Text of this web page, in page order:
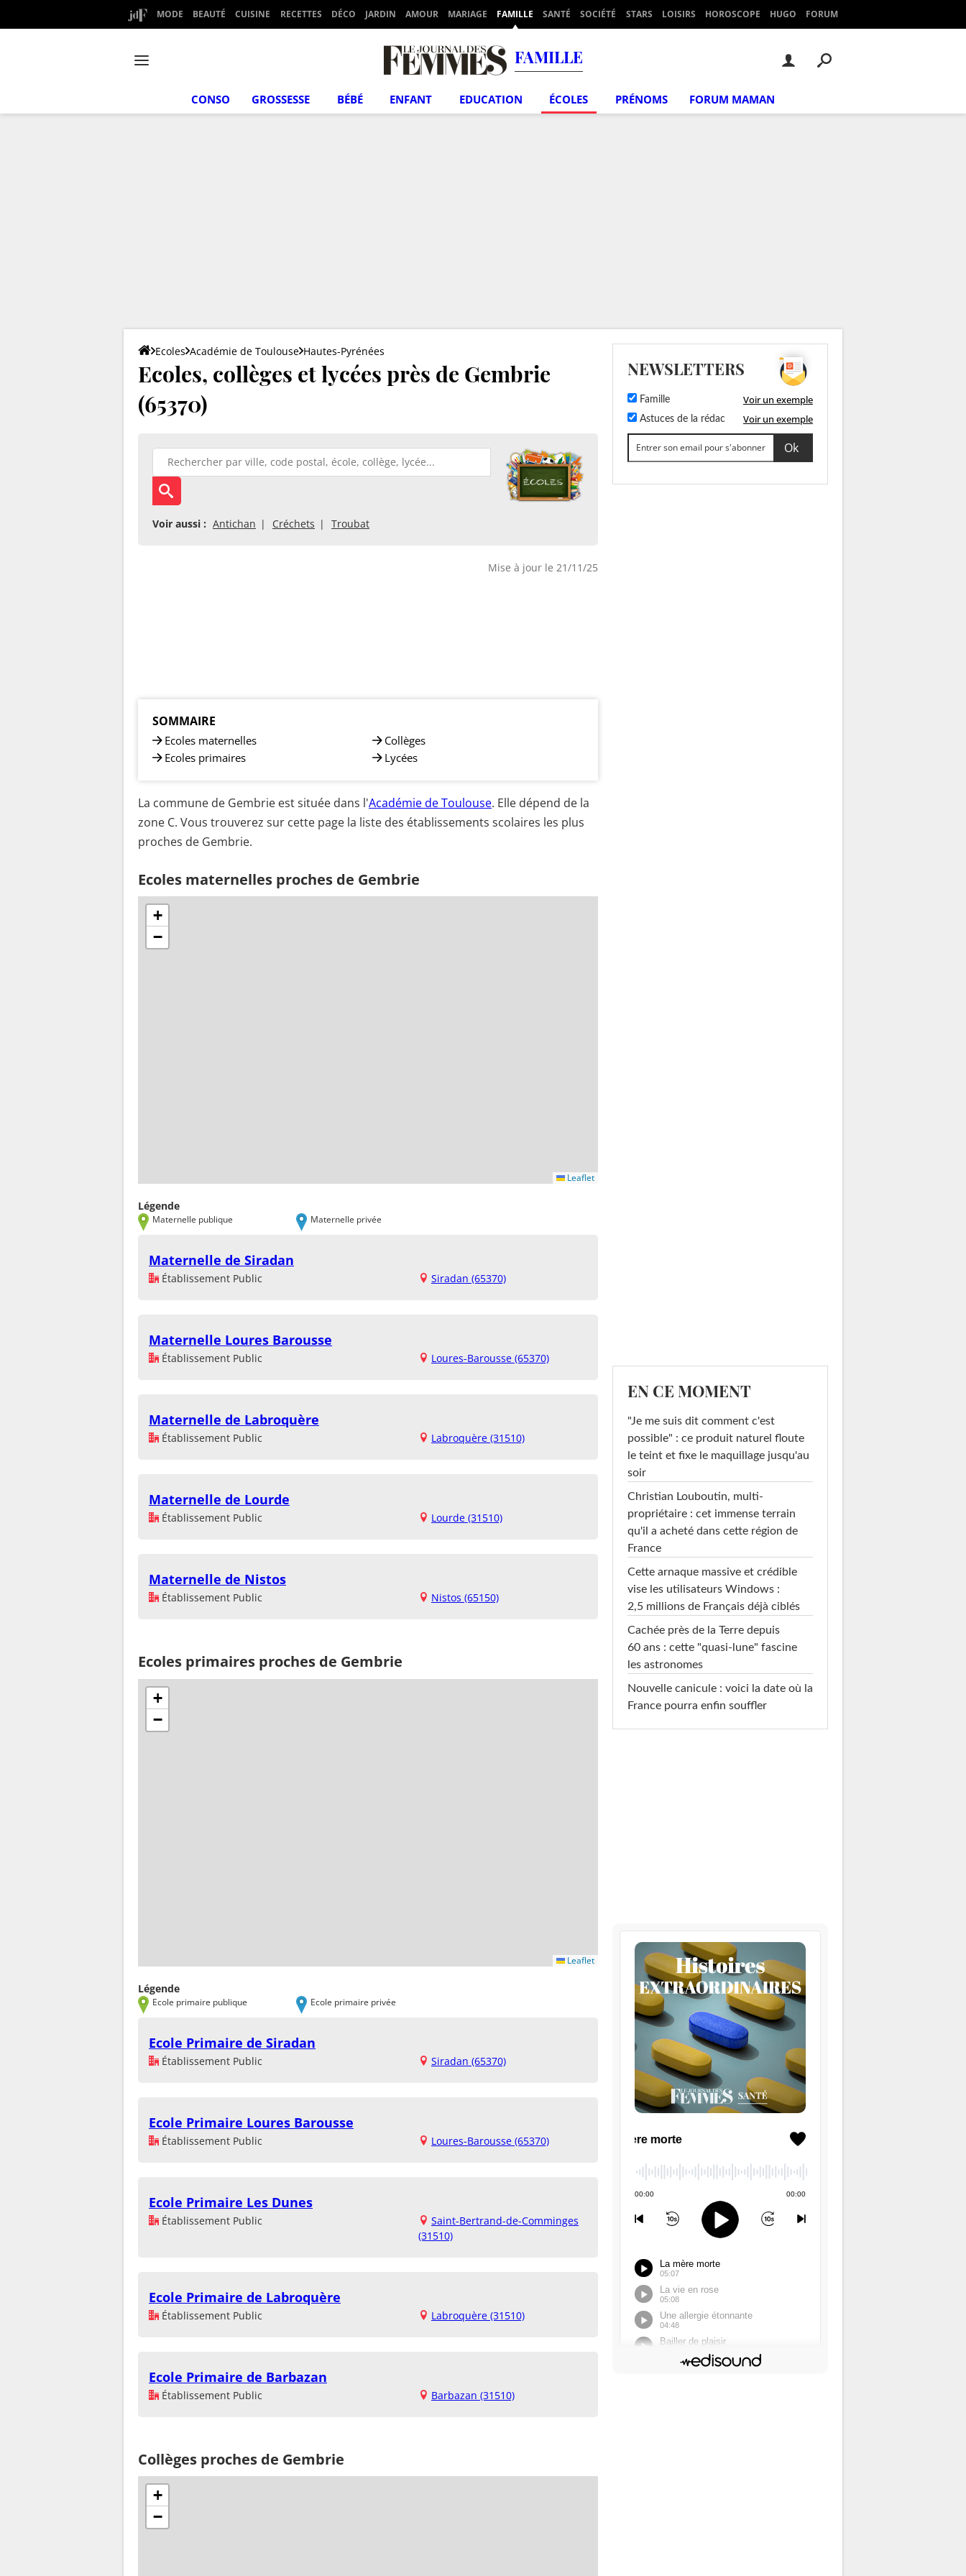
MODE BEAUTÉ CUISINE RECETTES DÉCO JARDIN AMOUR MARIAGE FAMILLE SANTÉ SOCIÉTÉ STARS LOISIRS HOROSCOPE HUGO FORUM
FAMILLE
CONSO GROSSESSE BÉBÉ ENFANT EDUCATION ÉCOLES PRÉNOMS FORUM MAMAN
Ecoles Académie de Toulouse Hautes-Pyrénées
Ecoles, collèges et lycées près de Gembrie
(65370)
Voir aussi : Antichan Créchets Troubat
Mise à jour le 21/11/25
SOMMAIRE
Ecoles maternelles
Ecoles primaires
Collèges
Lycées
La commune de Gembrie est située dans l'Académie de Toulouse. Elle dépend de la
zone C. Vous trouverez sur cette page la liste des établissements scolaires les plus
proches de Gembrie.
Ecoles maternelles proches de Gembrie
+
−
Leaflet
Légende
Maternelle publique Maternelle privée
Maternelle de Siradan
Établissement Public Siradan (65370)
Maternelle Loures Barousse
Établissement Public Loures-Barousse (65370)
Maternelle de Labroquère
Établissement Public Labroquère (31510)
Maternelle de Lourde
Établissement Public Lourde (31510)
Maternelle de Nistos
Établissement Public Nistos (65150)
Ecoles primaires proches de Gembrie
+
−
Leaflet
Légende
Ecole primaire publique Ecole primaire privée
Ecole Primaire de Siradan
Établissement Public Siradan (65370)
Ecole Primaire Loures Barousse
Établissement Public Loures-Barousse (65370)
Ecole Primaire Les Dunes
Établissement Public
Saint-Bertrand-de-Comminges
(31510)
Ecole Primaire de Labroquère
Établissement Public Labroquère (31510)
Ecole Primaire de Barbazan
Établissement Public Barbazan (31510)
Collèges proches de Gembrie
+
−
NEWSLETTERS
Famille Voir un exemple
Astuces de la rédac Voir un exemple
EN CE MOMENT
"Je me suis dit comment c'est
possible" : ce produit naturel floute
le teint et fixe le maquillage jusqu'au
soir
Christian Louboutin, multi-
propriétaire : cet immense terrain
qu'il a acheté dans cette région de
France
Cette arnaque massive et crédible
vise les utilisateurs Windows :
2,5 millions de Français déjà ciblés
Cachée près de la Terre depuis
60 ans : cette "quasi-lune" fascine
les astronomes
Nouvelle canicule : voici la date où la
France pourra enfin souffler